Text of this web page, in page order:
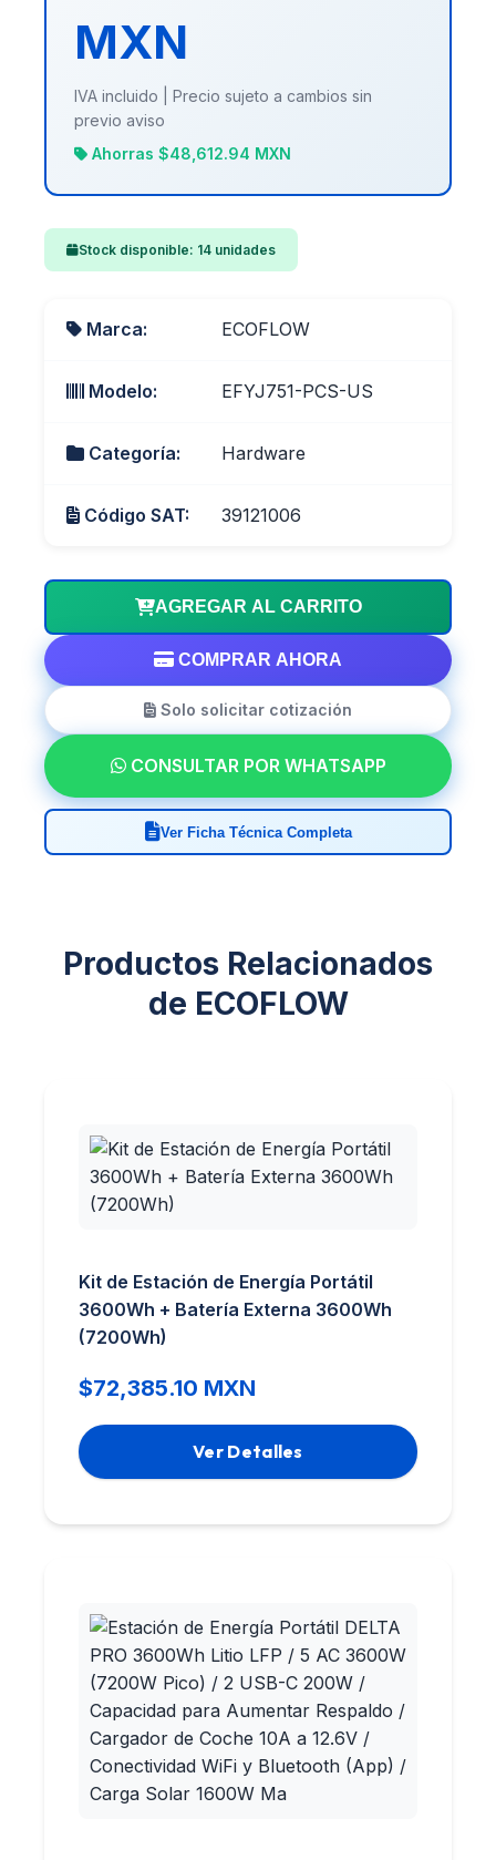
MXN
IVA incluido | Precio sujeto a cambios sin
previo aviso
Ahorras $48,612.94 MXN
Stock disponible: 14 unidades
Marca: ECOFLOW
Modelo: EFYJ751-PCS-US
Categoría: Hardware
Código SAT: 39121006
AGREGAR AL CARRITO
COMPRAR AHORA
Solo solicitar cotización
CONSULTAR POR WHATSAPP
Ver Ficha Técnica Completa
Productos Relacionados
de ECOFLOW
Kit de Estación de Energía Portátil
3600Wh + Batería Externa 3600Wh
(7200Wh)
$72,385.10 MXN
Ver Detalles